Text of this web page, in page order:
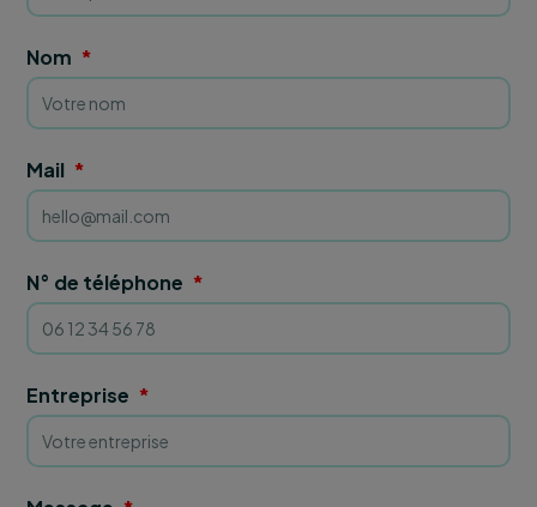
Nom
Mail
N° de téléphone
Entreprise